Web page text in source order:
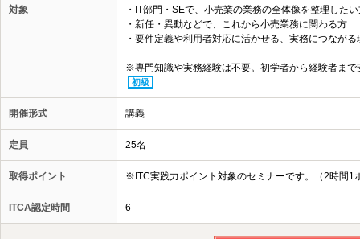
対象
・IT部門・SEで、小売業の業務の全体像を整理した
・新任・異動などで、これから小売業務に関わる方
・要件定義や利用者対応に活かせる、実務につなが
※専門知識や実務経験は不要。初学者から経験者まで
初級
開催形式 講義
定員 25名
取得ポイント ※ITC実践力ポイント対象のセミナーです。（2時間1
ITCA認定時間 6